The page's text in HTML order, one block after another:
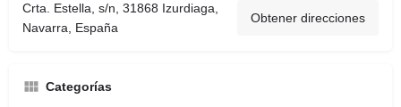
Crta. Estella, s/n, 31868 Izurdiaga,
Navarra, España
Obtener direcciones
Categorías